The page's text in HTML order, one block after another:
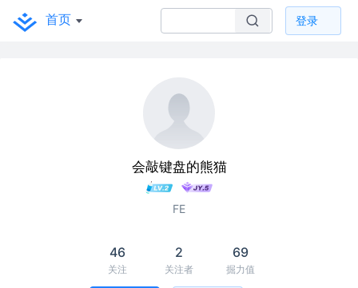
首页 登录
会敲键盘的熊猫
FE
46
关注
2
关注者
69
掘力值